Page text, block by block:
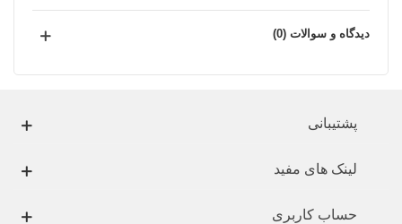
دیدگاه و سوالات (0)
پشتیبانی
لینک های مفید
حساب کاربری